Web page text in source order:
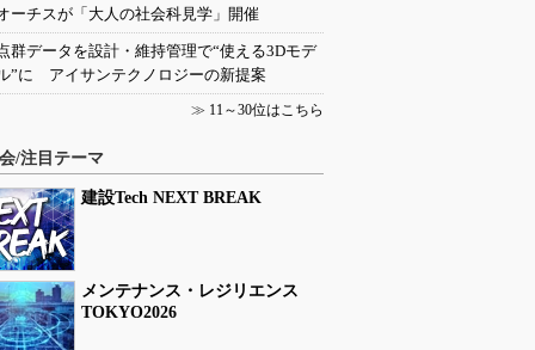
ーチスが「大人の社会科見学」開催
群データを設計・維持管理で“使える3Dモデ
”に アイサンテクノロジーの新提案
≫ 11～30位はこちら
/注目テーマ
建設Tech NEXT BREAK
メンテナンス・レジリエンス
TOKYO2026